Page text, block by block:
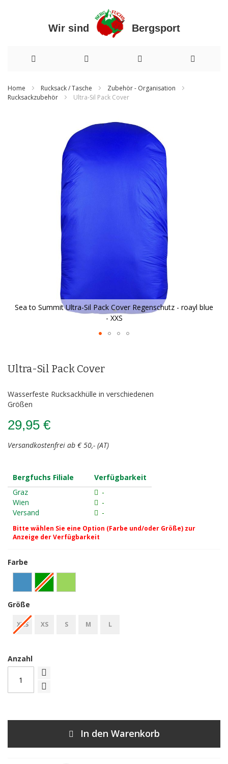
Wir sind Bergsport
zum
Home Rucksack / Tasche
Zubehör - Organisation
Rucksackzubehör
Ultra-Sil Pack Cover
Sea to Summit Ultra-Sil Pack Cover Regenschutz - roayl blue
- XXS
der
Ultra-Sil Pack Cover
Wasserfeste Rucksackhülle in verschiedenen
Größen
29,95 €
Versandkostenfrei ab € 50,- (AT)
Bergfuchs Filiale
Verfügbarkeit
Graz
-
Wien
-
Versand
-
Bitte wählen Sie eine Option (Farbe und/oder Größe) zur
Anzeige der Verfügbarkeit
Farbe
Größe
XXS XS S M L
Anzahl
In den Warenkorb